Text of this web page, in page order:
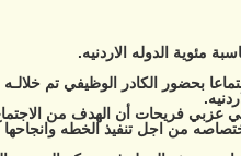
مئوية الدوله الاردنيه.
بحضور الكادر الوظيفي تم
عزبي فريحات أن الهدف من
من اجل تنفيذ الخطه وانجاحها